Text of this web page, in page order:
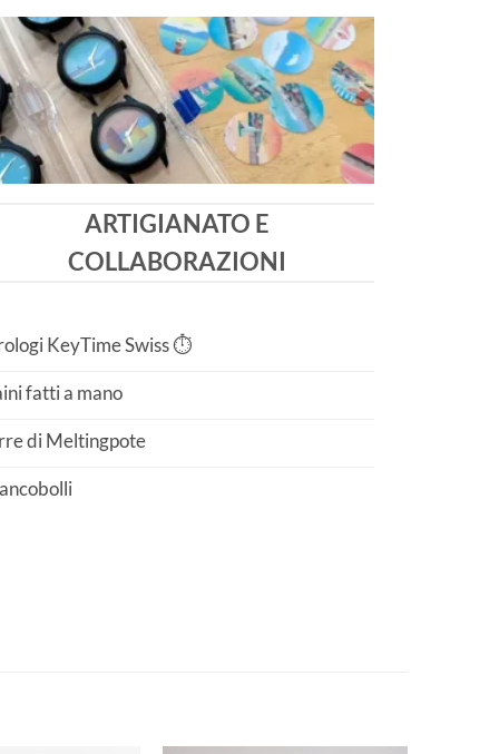
ARTIGIANATO E
COLLABORAZIONI
KeyTime Swiss ⏱️
fatti a mano
di Meltingpote